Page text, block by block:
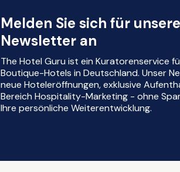
Melden Sie sich für
Newsletter an
The Hotel Guru ist ein Kuratorenservice
Boutique-Hotels in Deutschland. Unser
neue Hoteleröffnungen, exklusive
Bereich Hospitality-Marketing - ohne
Ihre persönliche Weiterentwicklung.